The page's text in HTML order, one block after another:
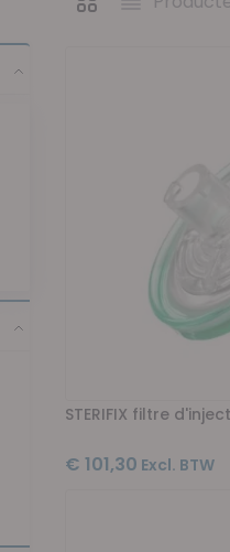
Tonen als
STERIFIX filtre
€ 101,30